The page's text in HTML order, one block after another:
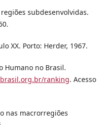
regiões subdesenvolvidas.
XX. Porto: Herder, 1967.
Humano no Brasil.
ranking. Acesso
nas macrorregiões